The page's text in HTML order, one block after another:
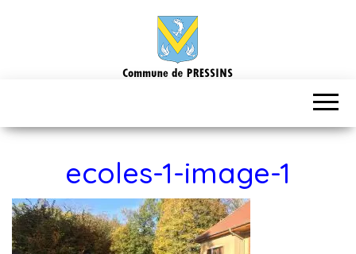
ecoles-1-image-1